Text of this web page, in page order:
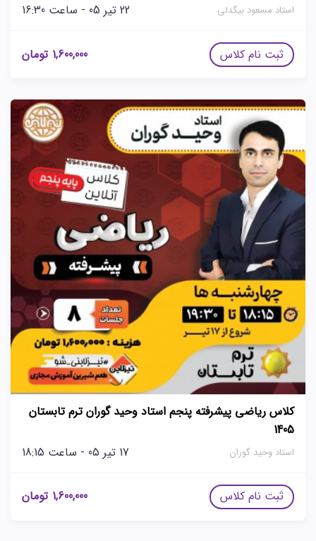
استاد مسعود بیگدلی 22 تیر 05 - ساعت 16:30
ثبت نام کلاس 1,600,000 تومان
کلاس ریاضی پیشرفته پنجم استاد وحید گوران ترم تابستان
1405
استاد وحید گوران 17 تیر 05 - ساعت 18:15
ثبت نام کلاس 1,600,000 تومان